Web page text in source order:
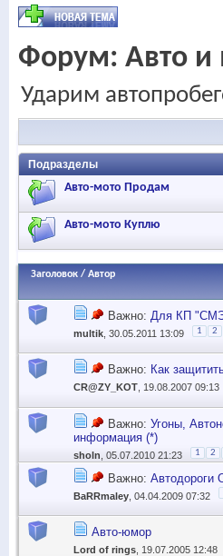
Форум: Авто и
Ударим
Подразделы
Авто-мото Продам
Авто-мото Куплю
Заголовок / Автор
Важно: Для КП
multik , 30.05.2011 13:09 1 2
Важно: Как
CR@ZY_KOT , 19.08.2007 09:13
Важно: Угоны,
информация (*)
sholn , 05.07.2010 21:23 1 2
Важно: Автодороги
BaRRmaley , 04.04.2009 07:32
Авто-юмор
Lord of rings , 19.07.2005 12:48